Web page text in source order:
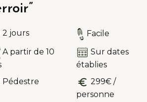
2 jours
Facile
A partir de 10
Sur dates
établies
Pédestre
299€ /
personne